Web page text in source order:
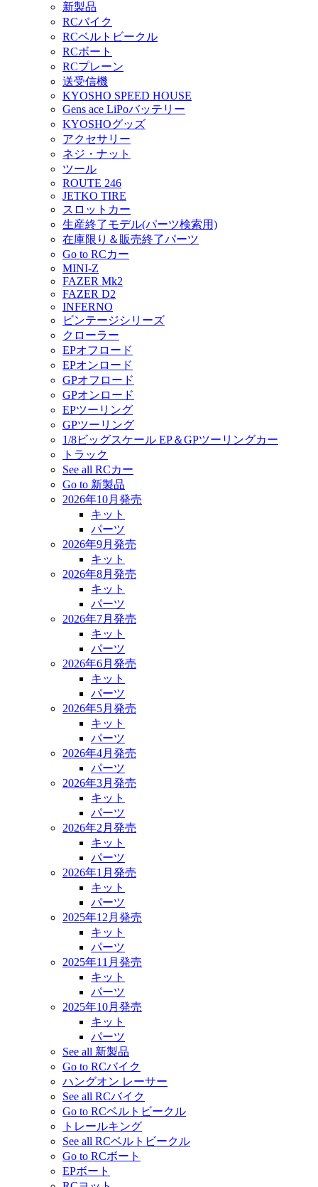
新製品
RCバイク
RCベルトビークル
RCボート
RCプレーン
送受信機
KYOSHO SPEED HOUSE
Gens ace LiPoバッテリー
KYOSHOグッズ
アクセサリー
ネジ・ナット
ツール
ROUTE 246
JETKO TIRE
スロットカー
生産終了モデル(パーツ検索用)
在庫限り＆販売終了パーツ
Go to RCカー
MINI-Z
FAZER Mk2
FAZER D2
INFERNO
ビンテージシリーズ
クローラー
EPオフロード
EPオンロード
GPオフロード
GPオンロード
EPツーリング
GPツーリング
1/8ビッグスケール EP＆GPツーリングカー
トラック
See all RCカー
Go to 新製品
2026年10月発売
キット
パーツ
2026年9月発売
キット
2026年8月発売
キット
パーツ
2026年7月発売
キット
パーツ
2026年6月発売
キット
パーツ
2026年5月発売
キット
パーツ
2026年4月発売
パーツ
2026年3月発売
キット
パーツ
2026年2月発売
キット
パーツ
2026年1月発売
キット
パーツ
2025年12月発売
キット
パーツ
2025年11月発売
キット
パーツ
2025年10月発売
キット
パーツ
See all 新製品
Go to RCバイク
ハングオン レーサー
See all RCバイク
Go to RCベルトビークル
トレールキング
See all RCベルトビークル
Go to RCボート
EPボート